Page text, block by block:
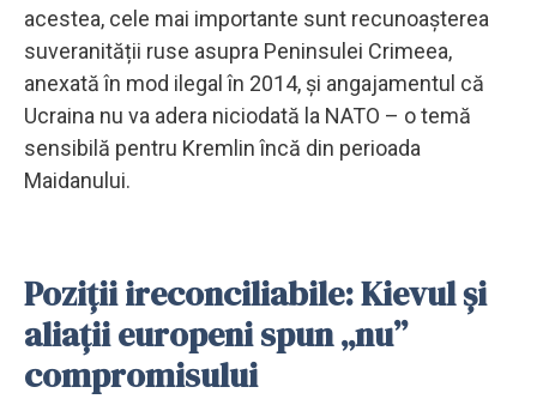
acestea, cele mai importante sunt recunoașterea
suveranității ruse asupra Peninsulei Crimeea,
anexată în mod ilegal în 2014, și angajamentul că
Ucraina nu va adera niciodată la NATO – o temă
sensibilă pentru Kremlin încă din perioada
Maidanului.
Poziții ireconciliabile: Kievul și
aliații europeni spun „nu”
compromisului